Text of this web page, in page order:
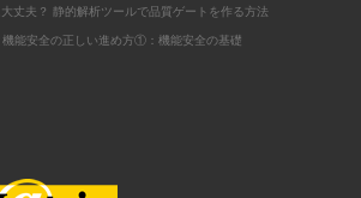
丈夫？ 静的解析ツールで品質ゲートを作る方法
能安全の正しい進め方①：機能安全の基礎